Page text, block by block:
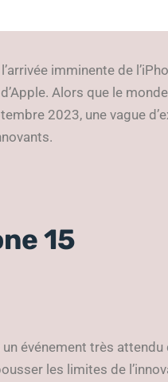
imminente de
Alors que le
2023, une vague
15
un événement très
les limites de